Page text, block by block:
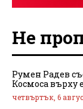
Не
Румен Радев
Космоса върху
четвъртък, 6